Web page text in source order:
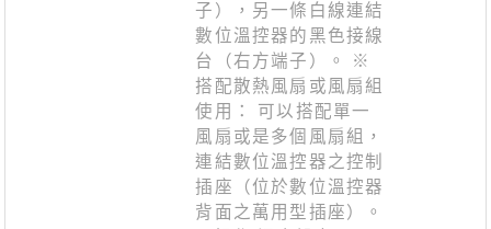
子），另一條白線連結
數位溫控器的黑色接線
台（右方端子）。 ※
搭配散熱風扇或風扇組
使用： 可以搭配單一
風扇或是多個風扇組，
連結數位溫控器之控制
插座（位於數位溫控器
背面之萬用型插座）。